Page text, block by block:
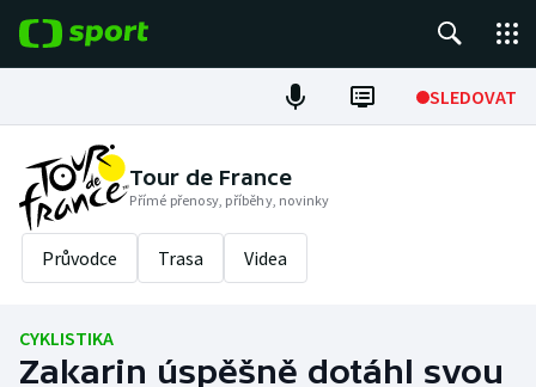
SLEDOVAT
Fotbal
Hokej
Tenis
Cyklistika
Tour de France
Přímé přenosy, příběhy, novinky
Průvodce Trasa Videa
CYKLISTIKA
Zakarin úspěšně dotáhl svou